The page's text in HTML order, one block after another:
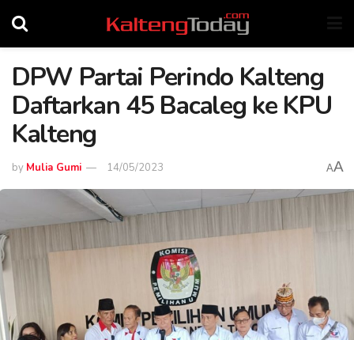
DPW Partai Perindo Kalteng
Daftarkan 45 Bacaleg ke KPU
Kalteng
by Mulia Gumi 14/05/2023 AA